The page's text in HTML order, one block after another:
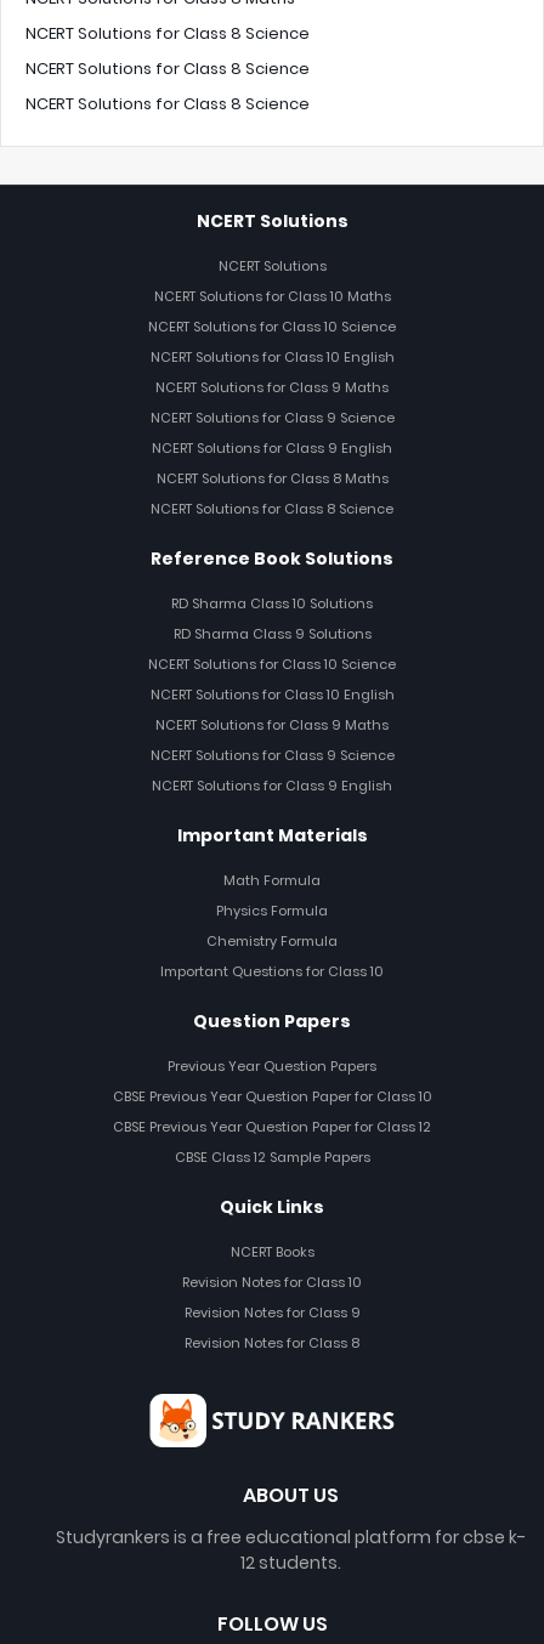
NCERT Solutions for Class 8 Science
NCERT Solutions for Class 8 Science
NCERT Solutions for Class 8 Science
NCERT Solutions
NCERT Solutions
NCERT Solutions for Class 10 Maths
NCERT Solutions for Class 10 Science
NCERT Solutions for Class 10 English
NCERT Solutions for Class 9 Maths
NCERT Solutions for Class 9 Science
NCERT Solutions for Class 9 English
NCERT Solutions for Class 8 Maths
NCERT Solutions for Class 8 Science
Reference Book Solutions
RD Sharma Class 10 Solutions
RD Sharma Class 9 Solutions
NCERT Solutions for Class 10 Science
NCERT Solutions for Class 10 English
NCERT Solutions for Class 9 Maths
NCERT Solutions for Class 9 Science
NCERT Solutions for Class 9 English
Important Materials
Math Formula
Physics Formula
Chemistry Formula
Important Questions for Class 10
Question Papers
Previous Year Question Papers
CBSE Previous Year Question Paper for Class 10
CBSE Previous Year Question Paper for Class 12
CBSE Class 12 Sample Papers
Quick Links
NCERT Books
Revision Notes for Class 10
Revision Notes for Class 9
Revision Notes for Class 8
ABOUT US
Studyrankers is a free educational platform for cbse k-
12 students.
FOLLOW US